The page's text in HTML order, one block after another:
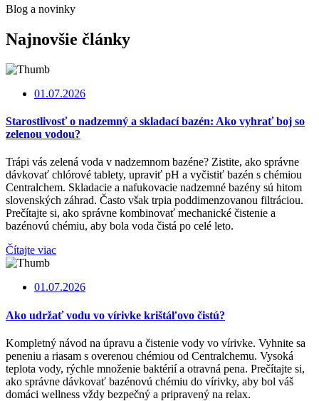
Blog a novinky
Najnovšie články
01.07.2026
Starostlivosť o nadzemný a skladací bazén: Ako vyhrať boj so
zelenou vodou?
Trápi vás zelená voda v nadzemnom bazéne? Zistite, ako správne
dávkovať chlórové tablety, upraviť pH a vyčistiť bazén s chémiou
Centralchem. Skladacie a nafukovacie nadzemné bazény sú hitom
slovenských záhrad. Často však trpia poddimenzovanou filtráciou.
Prečítajte si, ako správne kombinovať mechanické čistenie a
bazénovú chémiu, aby bola voda čistá po celé leto.
Čítajte viac
01.07.2026
Ako udržať vodu vo vírivke krištáľovo čistú?
Kompletný návod na úpravu a čistenie vody vo vírivke. Vyhnite sa
peneniu a riasam s overenou chémiou od Centralchemu. Vysoká
teplota vody, rýchle množenie baktérií a otravná pena. Prečítajte si,
ako správne dávkovať bazénovú chémiu do vírivky, aby bol váš
domáci wellness vždy bezpečný a pripravený na relax.